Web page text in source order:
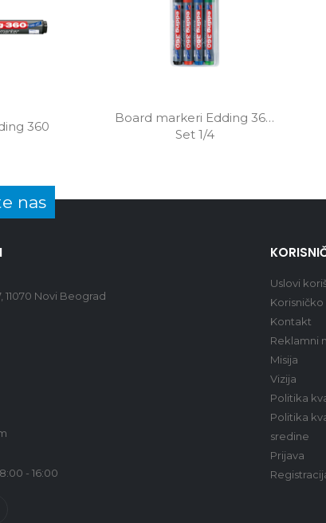
360
Board markeri Edding 360
Set 1/4
nas
11070 Novi Beograd
- 16:00
Uslovi
Kontakt
Reklamni
Misija
Vizija
Politika
Politika
sredine
Prijava